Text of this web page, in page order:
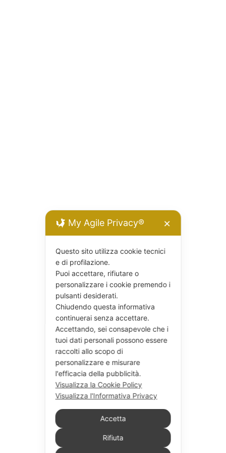
My Agile Privacy® ✕
Questo sito utilizza cookie tecnici
e di profilazione.
Puoi accettare, rifiutare o
personalizzare i cookie premendo i
pulsanti desiderati.
Chiudendo questa informativa
continuerai senza accettare.
Accettando, sei consapevole che i
tuoi dati personali possono essere
raccolti allo scopo di
personalizzare e misurare
l'efficacia della pubblicità.
Visualizza la Cookie Policy
Visualizza l'Informativa Privacy
Accetta
Rifiuta